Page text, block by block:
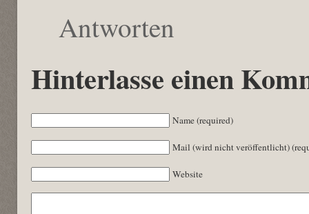
Antworten
Hinterlasse einen
Name (required)
Mail (wird nicht veröffentlicht)
Website